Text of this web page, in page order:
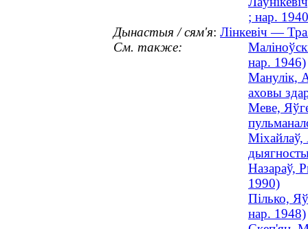
; нар.
Дынастыя / сям'я: Лінкевіч —
См. также:
нар. 1946)
Манулік,
аховы
Меве,
Міхайлаў,
Назараў,
1990)
Пілько,
нар. 1948)